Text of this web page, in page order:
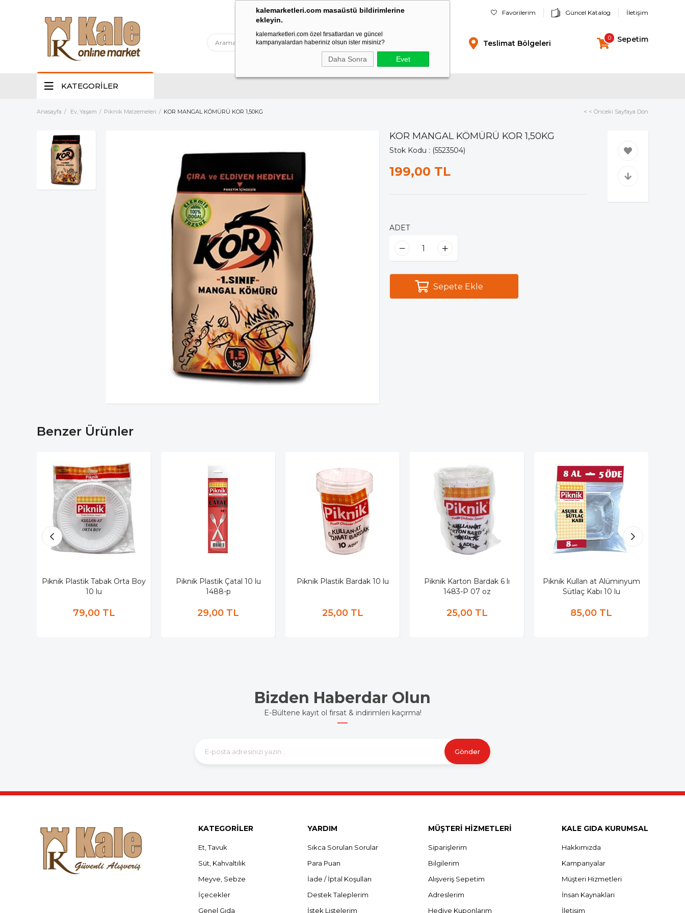
kalemarketleri.com masaüstü bildirimlerine
ekleyin.
kalemarketleri.com özel fırsatlardan ve güncel
kampanyalardan haberiniz olsun ister misiniz?
Daha Sonra Evet
Favorilerim Güncel Katalog İletişim
Sepetim
0
Teslimat Bölgeleri
KATEGORİLER
Anasayfa Ev, Yaşam Piknik Malzemeleri KOR MANGAL KÖMÜRÜ KOR 1,50KG < < Önceki Sayfaya Dön
KOR MANGAL KÖMÜRÜ KOR 1,50KG
Stok Kodu (5523504)
199,00 TL
ADET
Benzer Ürünler
Piknik Plastik Tabak Orta Boy
10 lu
79,00 TL
Piknik Plastik Çatal 10 lu
1488-p
29,00 TL
Piknik Plastik Bardak 10 lu
25,00 TL
Piknik Karton Bardak 6 lı
1483-P 07 oz
25,00 TL
Piknik Kullan at Alüminyum
Sütlaç Kabı 10 lu
85,00 TL
Bizden Haberdar Olun
E-Bültene kayıt ol fırsat & indirimleri kaçırma!
Gönder
KATEGORİLER
Et, Tavuk
Süt, Kahvaltılık
Meyve, Sebze
İçecekler
Genel Gıda
YARDIM
Sıkca Sorulan Sorular
Para Puan
İade / İptal Koşulları
Destek Taleplerim
İstek Listelerim
MÜŞTERİ HİZMETLERİ
Siparişlerim
Bilgilerim
Alışveriş Sepetim
Adreslerim
Hediye Kuponlarım
KALE GIDA KURUMSAL
Hakkımızda
Kampanyalar
Müşteri Hizmetleri
İnsan Kaynakları
İletişim